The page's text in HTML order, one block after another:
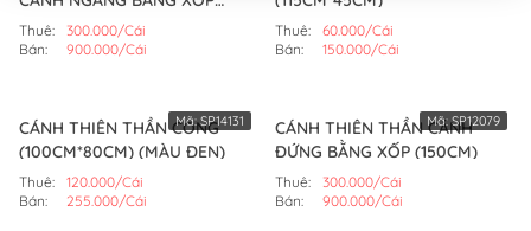
(150CM)
Thuê:
300.000/Cái
Bán:
900.000/Cái
Thuê:
60.000/Cái
Bán:
150.000/Cái
CÁNH THIÊN THẦN CONG
(100CM*80CM) (MÀU ĐEN)
Thuê:
120.000/Cái
Bán:
255.000/Cái
Mã:SP14131
CÁNH THIÊN THẦN CÁNH
ĐỨNG BẰNG XỐP (150CM)
Thuê:
300.000/Cái
Bán:
900.000/Cái
Mã:SP12079